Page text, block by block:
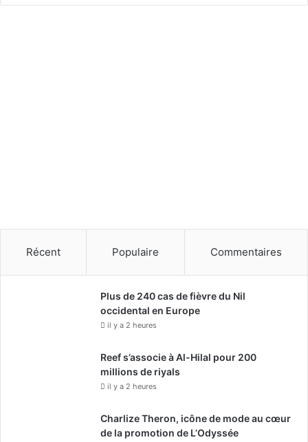
n
Récent Populaire Commentaires
Plus de 240 cas de fièvre du Nil
occidental en Europe
il y a 2 heures
Reef s’associe à Al-Hilal pour 200
millions de riyals
il y a 2 heures
Charlize Theron, icône de mode au cœur
de la promotion de L’Odyssée